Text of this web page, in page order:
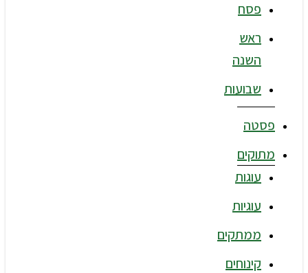
פסח
ראש
השנה
שבועות
פסטה
מתוקים
עוגות
עוגיות
ממתקים
קינוחים